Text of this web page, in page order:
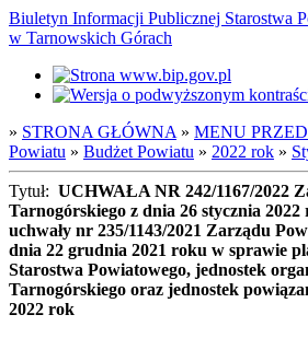
Biuletyn Informacji Publicznej Starostwa
w Tarnowskich Górach
» STRONA GŁÓWNA » MENU
Powiatu » Budżet Powiatu » 2022 rok »
Tytuł: UCHWAŁA NR 242/1167/2022
Tarnogórskiego z dnia 26 stycznia
uchwały nr 235/1143/2021 Zarządu
dnia 22 grudnia 2021 roku w sprawie
Starostwa Powiatowego, jednostek
Tarnogórskiego oraz jednostek
2022 rok